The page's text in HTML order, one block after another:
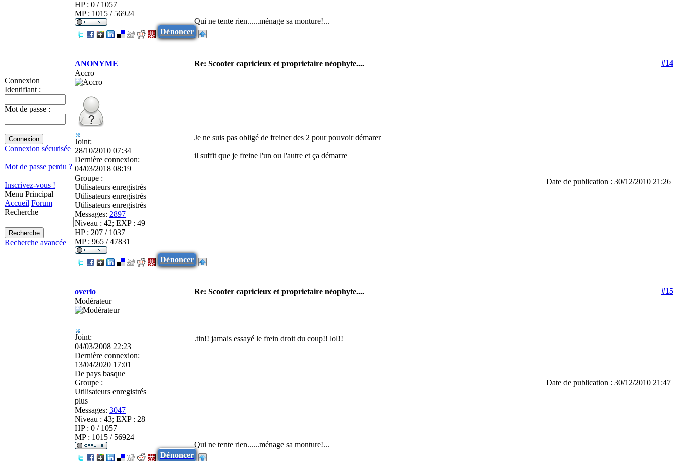
Connexion
Identifiant :
Mot de passe :
Connexion sécurisée
Mot de passe perdu ?
Inscrivez-vous !
Menu Principal
Accueil Forum
Recherche
Recherche avancée
HP : 0 / 1057
MP : 1015 / 56924
Qui ne tente rien......ménage sa monture!...
Dénoncer
ANONYME Re: Scooter capricieux et proprietaire néophyte....
#14
Accro
Joint:
28/10/2010 07:34
Dernière connexion:
04/03/2018 08:19
Groupe :
Utilisateurs enregistrés
Utilisateurs enregistrés
Utilisateurs enregistrés
Messages: 2897
Niveau : 42; EXP : 49
HP : 207 / 1037
MP : 965 / 47831
Je ne suis pas obligé de freiner des 2 pour pouvoir démarer
il suffit que je freine l'un ou l'autre et ça démarre
Date de publication : 30/12/2010 21:26
Dénoncer
overlo Re: Scooter capricieux et proprietaire néophyte....
#15
Modérateur
Joint:
04/03/2008 22:23
Dernière connexion:
13/04/2020 17:01
De pays basque
Groupe :
Utilisateurs enregistrés
plus
Messages: 3047
Niveau : 43; EXP : 28
HP : 0 / 1057
MP : 1015 / 56924
.tin!! jamais essayé le frein droit du coup!! lol!!
Date de publication : 30/12/2010 21:47
Qui ne tente rien......ménage sa monture!...
Dénoncer